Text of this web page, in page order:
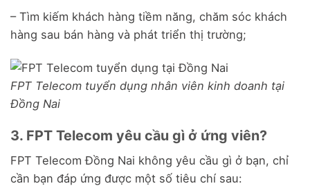
– Tìm kiếm khách hàng tiềm năng, chăm sóc khách
hàng sau bán hàng và phát triển thị trường;
FPT Telecom tuyển dụng nhân viên kinh doanh tại
Đồng Nai
3. FPT Telecom yêu cầu gì ở ứng viên?
FPT Telecom Đồng Nai không yêu cầu gì ở bạn, chỉ
cần bạn đáp ứng được một số tiêu chí sau: